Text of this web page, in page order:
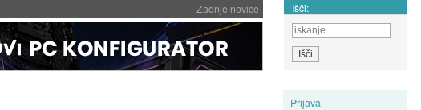
Zadnje novice Išči:
Prijava